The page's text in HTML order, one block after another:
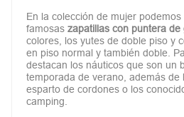
En la colección de mujer
famosaszapatillas con puntera de
colores, los yutes de doble piso y
en piso normal y también doble.
destacan los náuticos que son un
temporada de verano, además de
esparto de cordones o los
camping.